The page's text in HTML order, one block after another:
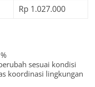
Rp 1.027.000
sesuai kondisi
koordinasi lingkungan